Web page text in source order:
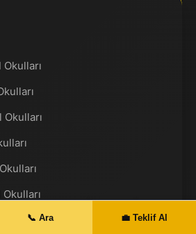
Okulları
Okulları
📞 Ara 💼 Teklif Al